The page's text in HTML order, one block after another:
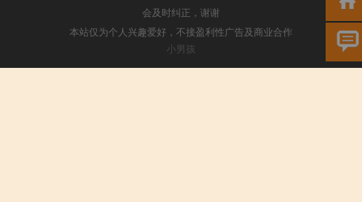
会及时纠正，谢谢
本站仅为个人兴趣爱好，不接盈利性广告及商业合作
小男孩